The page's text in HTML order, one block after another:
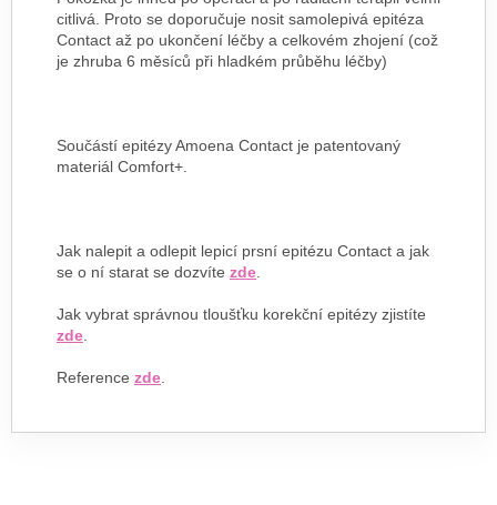
citlivá. Proto se doporučuje nosit samolepivá epitéza
Contact až po ukončení léčby a celkovém zhojení (což
je zhruba 6 měsíců při hladkém průběhu léčby)
Součástí epitézy Amoena Contact je patentovaný
materiál Comfort+.
Jak nalepit a odlepit lepicí prsní epitézu Contact a jak
se o ní starat se dozvíte zde.
Jak vybrat správnou tloušťku korekční epitézy zjistíte
zde.
Reference zde.